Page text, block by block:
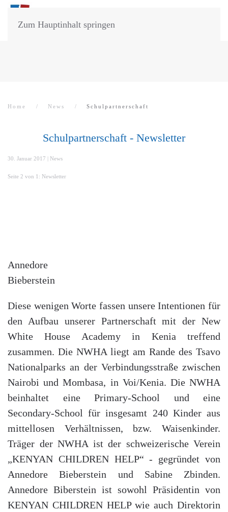
Zum Hauptinhalt springen
Home News Schulpartnerschaft
Schulpartnerschaft - Newsletter
30. Januar 2017 | News
Seite 2 von 1: Newsletter
Annedore
Bieberstein
Diese wenigen Worte fassen unsere Intentionen für
den Aufbau unserer Partnerschaft mit der New
White House Academy in Kenia treffend
zusammen. Die NWHA liegt am Rande des Tsavo
Nationalparks an der Verbindungsstraße zwischen
Nairobi und Mombasa, in Voi/Kenia. Die NWHA
beinhaltet eine Primary-School und eine
Secondary-School für insgesamt 240 Kinder aus
mittellosen Verhältnissen, bzw. Waisenkinder.
Träger der NWHA ist der schweizerische Verein
„KENYAN CHILDREN HELP“ - gegründet von
Annedore Bieberstein und Sabine Zbinden.
Annedore Biberstein ist sowohl Präsidentin von
KENYAN CHILDREN HELP wie auch Direktorin